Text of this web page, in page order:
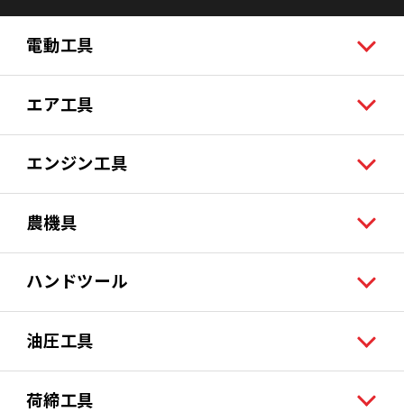
電動工具
エア工具
エンジン工具
農機具
ハンドツール
油圧工具
荷締工具